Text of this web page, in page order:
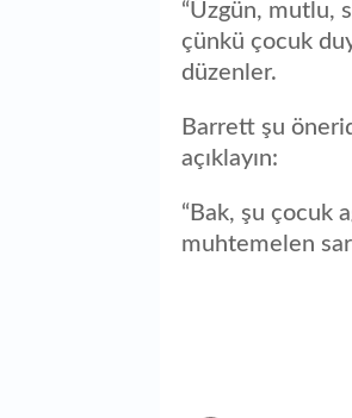
“Üzgün, mutlu,
çünkü çocuk
düzenler.
Barrett şu
açıklayın:
“Bak, şu çocuk
muhtemelen